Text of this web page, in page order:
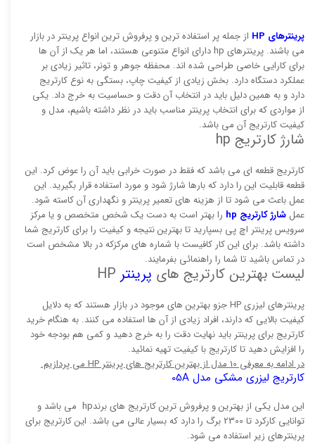
پرینترهای HP
از جمله پر استفاده ترین و پرفروش ترین انواع پرینتر در بازار
می باشند. پرینترهای hp دارای انواع متنوعی هستند، اما هر یک از آن ها
برای کارایی خاصی طراحی شده اند. محفظه جوهر و تونر، تاثیر زیادی بر
عملکرد دستگاه دارد. بخش زیادی از کیفیت چاپ، بستگی به نوع کارتریج
دارد و به همین دلیل باید در انتخاب آن دقت و حساسیت به خرج داد. یکی
از مواردی که برای انتخاب پرینتر مناسب باید در نظر داشته باشیم، مدل و
کیفیت کارتریج آن می باشد.
شارژ کارتریج hp
کارتریج قطعه ای می باشد که فقط در صورت خرابی باید آن را عوض کرد. این
قطعه قابلیت این را دارد که بارها شارژ شود و مورد استفاده قرار بگیرید. این
عمل باعث می شود تا از هزینه های تعمیر پرینتر و نگهداری آن کاسته شود.
عمل شارژ کارتریج hp
را بهتر است به دست یک شخص متخصص و یا مرکز
سرویس پرینتر اچ پی بسپارید تا بهترین نتیجه و کیفیت را برای کارتریج شما
داشته باشد. برای این کار کافیست با شماره های مرکزکه در بالا مشخص است
در تماس باشید تا شما را راهنمائی بفرمایند.
لیست بهترین کارتریج های پرینتر HP
پرینترهای لیزری HP جزو بهترین های موجود در بازار هستند که به دلایل
کیفیت بالایی که دارند، افراد زیادی از آن ها استفاده می کنند. به هنگام خرید
کارتریج برای پرینتر باید نهایت دقت را به خرج دهید و کمی هم بودجه خود
را افزایش دهید تا کارتریج با کیفیت تهیه نمائید.
در ادامه به معرفی 10 مدل از بهترین کارتریج های پرینتر HP می پردازیم.
کارتریج لیزری مشکی مدل 05A
این مدل یکی از بهترین و پرفروش ترین کارتریج های برندhp می باشد و
توانایی کارکرد تا 2300 برگ را دارد که بسیار عالی می باشد. این کارتریج برای
پرینترهای زیر استفاده می شود.